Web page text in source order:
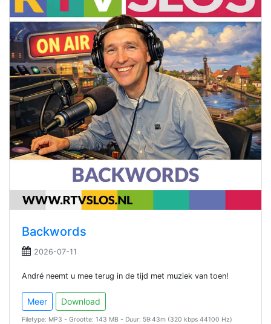
Backwords
2026-07-11
André neemt u mee terug in de tijd met muziek van toen!
Meer Download
Filetype: MP3 - Grootte: 143 MB - Duur: 59:43m (320 kbps 44100 Hz)